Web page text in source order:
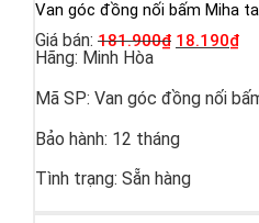
Van góc đồng nối bấm Miha
Giá bán: 181.900₫ 18.190₫
Hãng: Minh Hòa
Mã SP: Van góc đồng nối
Bảo hành: 12 tháng
Tình trạng: Sẵn hàng